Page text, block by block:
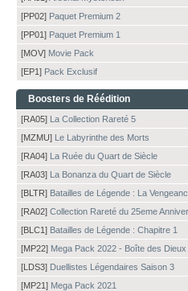
[PP02] Paquet Premium 2
[PP01] Paquet Premium 1
[MOV] Movie Pack
[EP1] Pack Exclusif
Boosters de Réédition
[RA05] La Collection Rareté 5
[MZMU] Le Labyrinthe des Morts
[RA04] La Ruée du Quart de Siècle
[RA03] La Bonanza du Quart de Siècle
[BLTR] Batailles de Légende : La
[RA02] Collection Rareté du 25eme
[BLC1] Batailles de Légende : Chapitre 1
[MP22] Mega Pack 2022 - Boîte des
[LDS3] Duellistes Légendaires Saison 3
[MP21] Mega Pack 2021